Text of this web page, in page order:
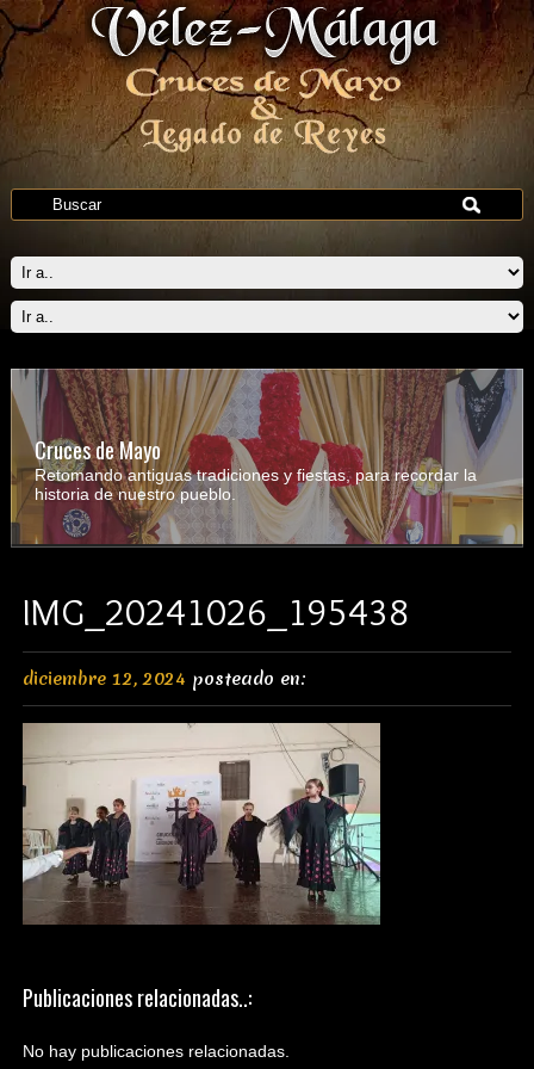
Cruces de Mayo
Retomando antiguas tradiciones y fiestas, para recordar la
historia de nuestro pueblo.
IMG_20241026_195438
diciembre 12, 2024 posteado en:
Publicaciones relacionadas..:
No hay publicaciones relacionadas.